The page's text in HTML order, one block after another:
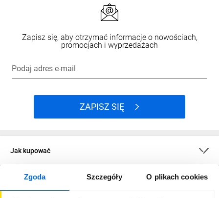
Zgoda Szczegóły O plikach cookies
Zapisz się, aby otrzymać informacje o nowościach,
promocjach i wyprzedażach
Podaj adres e-mail
ZAPISZ SIĘ
Jak kupować
O firmie